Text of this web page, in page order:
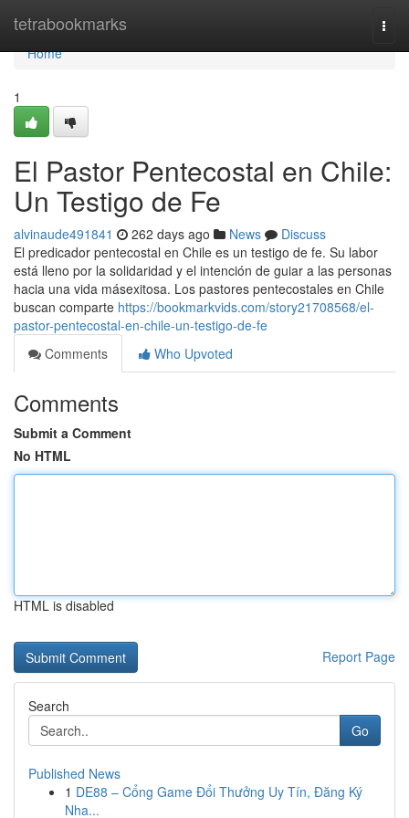
tetrabookmarks
Home
Home
1
El Pastor Pentecostal en Chile:
Un Testigo de Fe
alvinaude491841 262 days ago News
Discuss
El predicador pentecostal en Chile es un testigo de fe. Su labor
está lleno por la solidaridad y el intención de guiar a las personas
hacia una vida másexitosa. Los pastores pentecostales en Chile
buscan comparte https://bookmarkvids.com/story21708568/el-
pastor-pentecostal-en-chile-un-testigo-de-fe
Comments
Who Upvoted
Comments
Submit a Comment
No HTML
HTML is disabled
Report Page
Search
Go
Published News
1 DE88 – Cổng Game Đổi Thưởng Uy Tín, Đăng Ký
Nha...